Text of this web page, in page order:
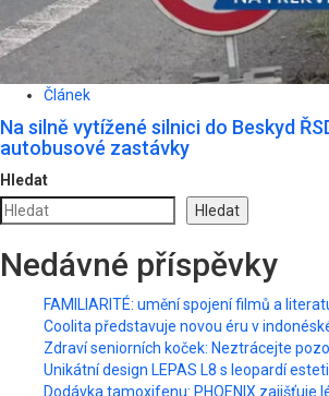
Článek
Na silně vytížené silnici do Beskyd
autobusové zastávky
Hledat
Hledat
Nedávné příspěvky
FAMILIARITÉ: umění spojení filmů a
Coolita představuje novou éru v
Zdraví seniorních koček: Neztrácejte
Unikátní design LEPAS L8 s leopardí
Dodávka tamoxifenu: PHOENIX zajišťuje